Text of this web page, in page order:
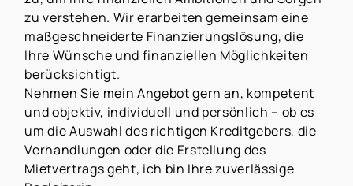
zu verstehen. Wir erarbeiten gemeinsam eine
maßgeschneiderte Finanzierungslösung, die
Ihre Wünsche und finanziellen Möglichkeiten
berücksichtigt.
Nehmen Sie mein Angebot gern an, kompetent
und objektiv, individuell und persönlich – ob es
um die Auswahl des richtigen Kreditgebers, die
Verhandlungen oder die Erstellung des
Mietvertrags geht, ich bin Ihre zuverlässige